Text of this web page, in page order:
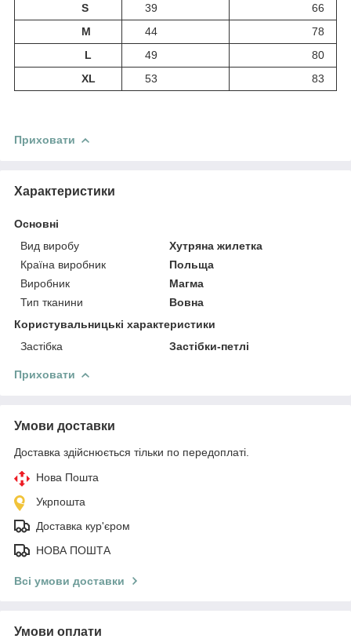
S 39
66
M
44
78
L
49
80
XL
53 83
Приховати
Характеристики
Основні
Вид виробу
Хутряна жилетка
Країна виробник
Польща
Виробник
Магма
Тип тканини
Вовна
Користувальницькі характеристики
Застібка
Застібки-петлі
Приховати
Умови доставки
Доставка здійснюється тільки по передоплаті.
Нова Пошта
Укрпошта
Доставка кур'єром
НОВА ПОШТА
Всі умови доставки
Умови оплати